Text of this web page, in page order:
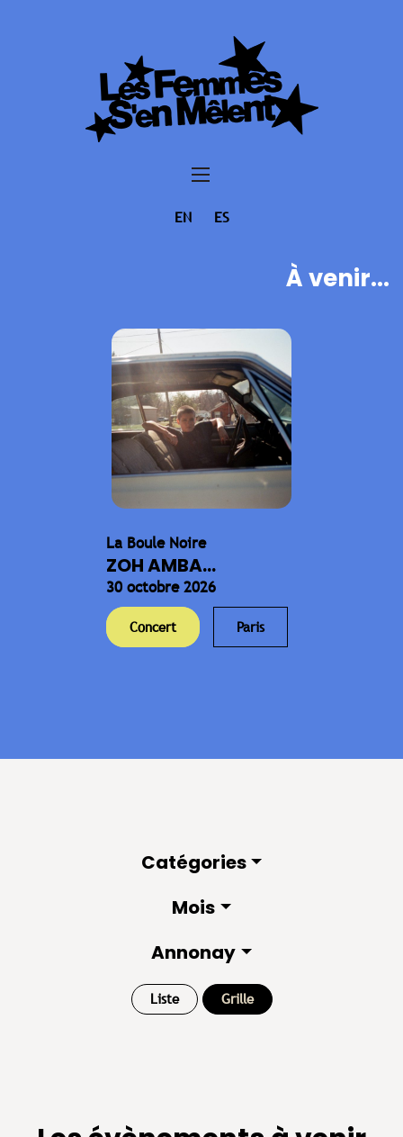
EN ES
À venir...
La Boule Noire
ZOH AMBA...
30 octobre 2026
Concert Paris
Catégories
Mois
Annonay
Liste Grille